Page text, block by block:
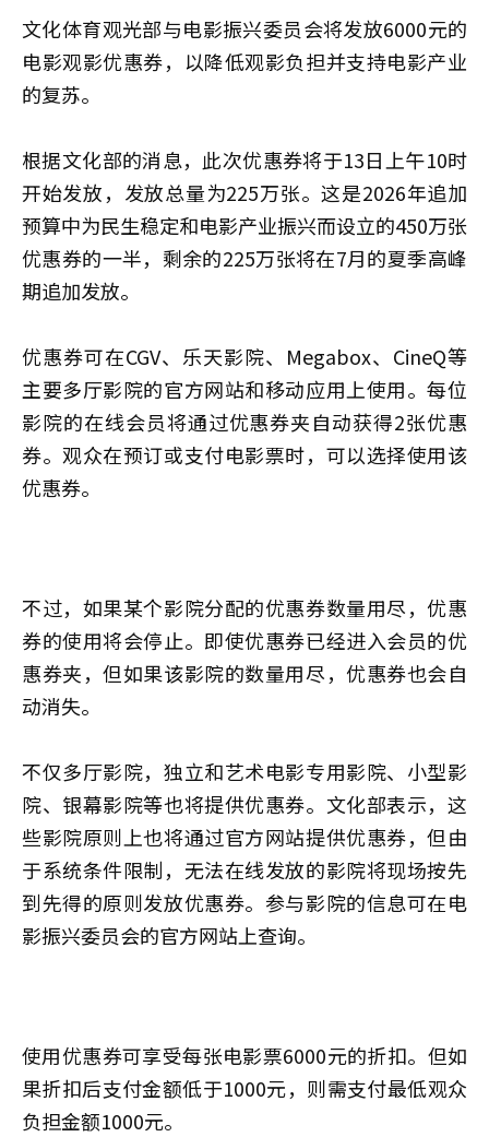
文化体育观光部与电影振兴委员会将发放6000元的
电影观影优惠券，以降低观影负担并支持电影产业
的复苏。
根据文化部的消息，此次优惠券将于13日上午10时
开始发放，发放总量为225万张。这是2026年追加
预算中为民生稳定和电影产业振兴而设立的450万张
优惠券的一半，剩余的225万张将在7月的夏季高峰
期追加发放。
优惠券可在CGV、乐天影院、Megabox、CineQ等
主要多厅影院的官方网站和移动应用上使用。每位
影院的在线会员将通过优惠券夹自动获得2张优惠
券。观众在预订或支付电影票时，可以选择使用该
优惠券。
不过，如果某个影院分配的优惠券数量用尽，优惠
券的使用将会停止。即使优惠券已经进入会员的优
惠券夹，但如果该影院的数量用尽，优惠券也会自
动消失。
不仅多厅影院，独立和艺术电影专用影院、小型影
院、银幕影院等也将提供优惠券。文化部表示，这
些影院原则上也将通过官方网站提供优惠券，但由
于系统条件限制，无法在线发放的影院将现场按先
到先得的原则发放优惠券。参与影院的信息可在电
影振兴委员会的官方网站上查询。
使用优惠券可享受每张电影票6000元的折扣。但如
果折扣后支付金额低于1000元，则需支付最低观众
负担金额1000元。